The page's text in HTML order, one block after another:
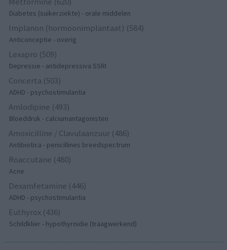
Diabetes (suikerziekte) - orale middelen
Implanon (hormoonimplantaat) (584)
Anticonceptie - overig
Lexapro (509)
Depressie - antidepressiva SSRI
Concerta (503)
ADHD - psychostimulantia
Amlodipine (493)
Bloeddruk - calciumantagonisten
Amoxicilline / Clavulaanzuur (486)
Antibiotica - penicillines breedspectrum
Roaccutane (480)
Acne
Dexamfetamine (446)
ADHD - psychostimulantia
Euthyrox (436)
Schildklier - hypothyroidie (traagwerkend)